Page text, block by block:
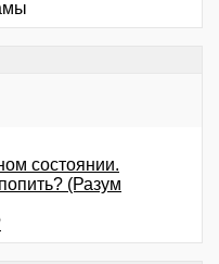
состоянии.
(Разум